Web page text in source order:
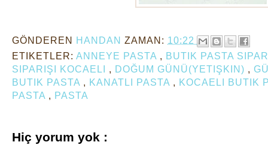
GÖNDEREN HANDAN ZAMAN: 10:22
ETIKETLER: ANNEYE PASTA , BUTIK PASTA
SIPARIŞI KOCAELI , DOĞUM GÜNÜ(YETIŞKIN) ,
BUTIK PASTA , KANATLI PASTA , KOCAELI BUTIK
PASTA , PASTA
Hiç yorum yok :